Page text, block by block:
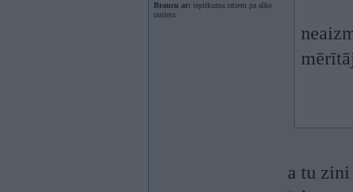
Braucu ar: iepirkuma ratiem pa alko
outletu
a tu zini